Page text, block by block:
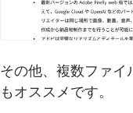
その他、複数ファイ
もオススメです。